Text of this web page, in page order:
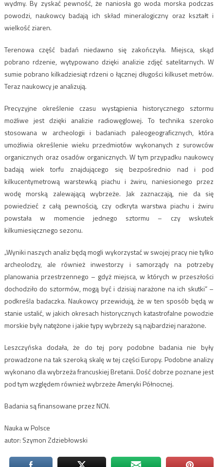
wydmy. By zyskać pewność, że naniosła go woda morska podczas
powodzi, naukowcy badają ich skład mineralogiczny oraz kształt i
wielkość ziaren.
Terenowa część badań niedawno się zakończyła. Miejsca, skąd
pobrano rdzenie, wytypowano dzięki analizie zdjęć satelitarnych. W
sumie pobrano kilkadziesiąt rdzeni o łącznej długości kilkuset metrów.
Teraz naukowcy je analizują.
Precyzyjne określenie czasu wystąpienia historycznego sztormu
możliwe jest dzięki analizie radiowęglowej. To technika szeroko
stosowana w archeologii i badaniach paleogeograficznych, która
umożliwia określenie wieku przedmiotów wykonanych z surowców
organicznych oraz osadów organicznych. W tym przypadku naukowcy
badają wiek torfu znajdującego się bezpośrednio nad i pod
kilkucentymetrową warstewką piachu i żwiru, naniesionego przez
wodę morską zalewającą wybrzeże. Jak zaznaczają, nie da się
powiedzieć z całą pewnością, czy odkryta warstwa piachu i żwiru
powstała w momencie jednego sztormu – czy wskutek
kilkumiesięcznego sezonu.
„Wyniki naszych analiz będą mogli wykorzystać w swojej pracy nie tylko
archeolodzy, ale również inwestorzy i samorządy na potrzeby
planowania przestrzennego – gdyż miejsca, w których w przeszłości
dochodziło do sztormów, mogą być i dzisiaj narażone na ich skutki” –
podkreśla badaczka. Naukowcy przewidują, że w ten sposób będą w
stanie ustalić, w jakich okresach historycznych katastrofalne powodzie
morskie były natężone i jakie typy wybrzeży są najbardziej narażone.
Leszczyńska dodała, że do tej pory podobne badania nie były
prowadzone na tak szeroką skalę w tej części Europy. Podobne analizy
wykonano dla wybrzeża francuskiej Bretanii. Dość dobrze poznane jest
pod tym względem również wybrzeże Ameryki Północnej.
Badania są finansowane przez NCN.
Nauka w Polsce
autor: Szymon Zdziebłowski